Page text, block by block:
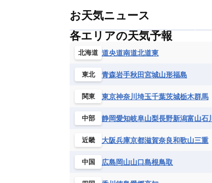
お天気ニュース
各エリアの天気予報
北海道 道央道南道北道東
東北 青森岩手秋田宮城山形福島
関東 東京神奈川 埼玉千葉茨城栃木群馬
中部 静岡愛知岐阜山梨長野新潟富山石川
近畿 大阪兵庫京都滋賀奈良和歌山三重
中国 広島岡山山口島根鳥取